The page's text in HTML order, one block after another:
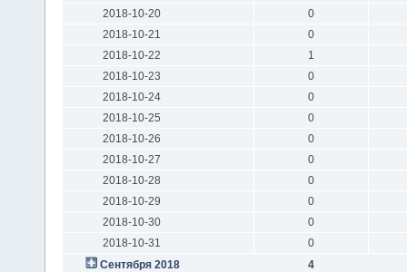
2018-10-20
0
2018-10-21
0
2018-10-22
1
2018-10-23
0
2018-10-24
0
2018-10-25
0
2018-10-26
0
2018-10-27
0
2018-10-28
0
2018-10-29
0
2018-10-30
0
2018-10-31
0
Сентября 2018
4